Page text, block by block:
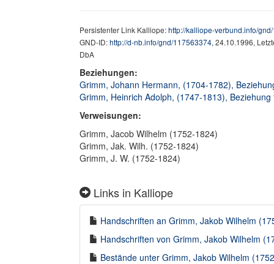
Persistenter Link Kalliope:http://kalliope-verbund.info/
GND-ID:http://d-nb.info/gnd/117563374, 24.10.1996,
DbA
Beziehungen:
Grimm, Johann Hermann, (1704-1782),
Grimm, Heinrich Adolph, (1747-1813),
Verweisungen:
Grimm, Jacob Wilhelm (1752-1824)
Grimm, Jak. Wilh. (1752-1824)
Grimm, J. W. (1752-1824)
Links in Kalliope
Handschriften an Grimm, Jakob Wilhelm
Handschriften von Grimm, Jakob Wilhelm
Bestände unter Grimm, Jakob Wilhelm